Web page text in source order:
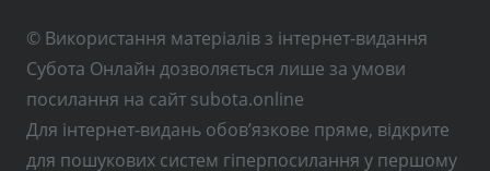
© Використання матеріалів з інтернет-видання
Субота Онлайн дозволяється лише за умови
посилання на сайт subota.online
Для інтернет-видань обов’язкове пряме, відкрите
для пошукових систем гіперпосилання у першому